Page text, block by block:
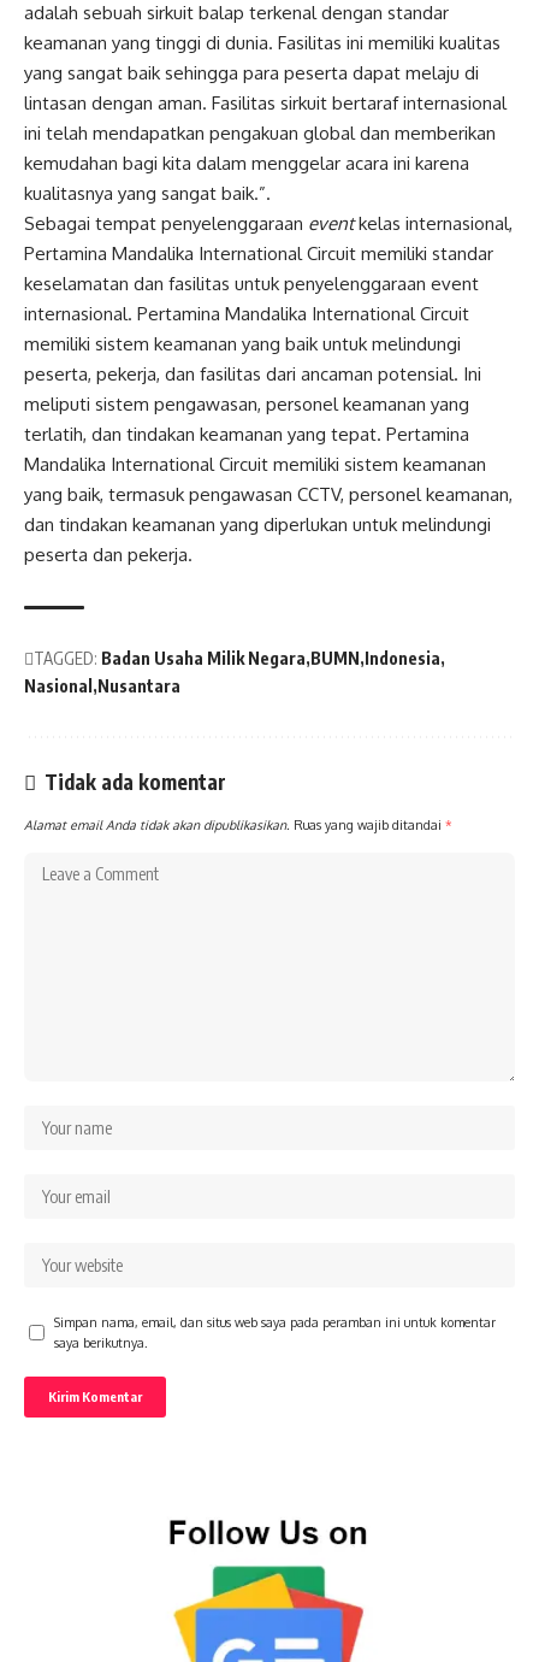
adalah sebuah sirkuit balap terkenal dengan standar
keamanan yang tinggi di dunia. Fasilitas ini memiliki kualitas
yang sangat baik sehingga para peserta dapat melaju di
lintasan dengan aman. Fasilitas sirkuit bertaraf internasional
ini telah mendapatkan pengakuan global dan memberikan
kemudahan bagi kita dalam menggelar acara ini karena
kualitasnya yang sangat baik.”.
Sebagai tempat penyelenggaraan eventkelas internasional,
Pertamina Mandalika International Circuit memiliki standar
keselamatan dan fasilitas untuk penyelenggaraan event
internasional. Pertamina Mandalika International Circuit
memiliki sistem keamanan yang baik untuk melindungi
peserta, pekerja, dan fasilitas dari ancaman potensial. Ini
meliputi sistem pengawasan, personel keamanan yang
terlatih, dan tindakan keamanan yang tepat. Pertamina
Mandalika International Circuit memiliki sistem keamanan
yang baik, termasuk pengawasan CCTV, personel keamanan,
dan tindakan keamanan yang diperlukan untuk melindungi
peserta dan pekerja.
TAGGED: Badan Usaha Milik Negara BUMN Indonesia
Nasional Nusantara
Tidak ada komentar
Alamat email Anda tidak akan dipublikasikan. Ruas yang wajib ditandai *
Simpan nama, email, dan situs web saya pada peramban ini untuk komentar
saya berikutnya.